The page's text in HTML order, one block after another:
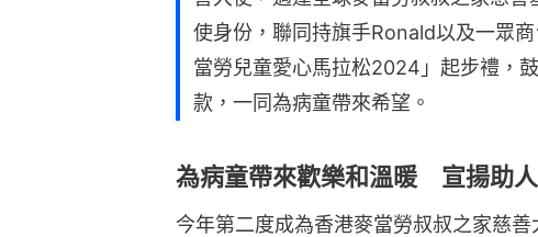
使身份，聯同持旗手Ronald以及一眾
當勞兒童愛心馬拉松2024」起步禮，
款，一同為病童帶來希望。
為病童帶來歡樂和溫暖 宣揚助
今年第二度成為香港麥當勞叔叔之家慈